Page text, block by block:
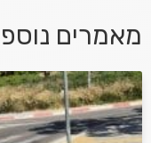
אני מאשר/ת
למדיניות הפרטיות
מאמרים